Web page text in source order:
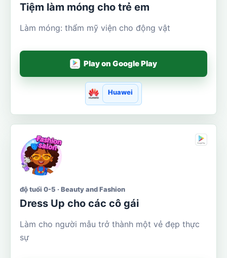
Tiệm làm móng cho trẻ em
Làm móng: thẩm mỹ viện cho động vật
Play on Google Play
Huawei
độ tuổi 0-5 · Beauty and Fashion
Dress Up cho các cô gái
Làm cho người mẫu trở thành một vẻ đẹp thực
sự